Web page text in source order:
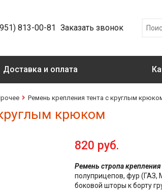
813-00-81 Заказать звонок
Доставка и оплата
Ремень крепления тента с круглым
крюком
820 руб.
Ремень стропа крепления
полуприцепов, фур (ГАЗ,
боковой шторы к борту